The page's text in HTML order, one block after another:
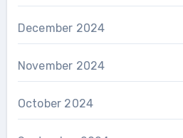
December 2024
November 2024
October 2024